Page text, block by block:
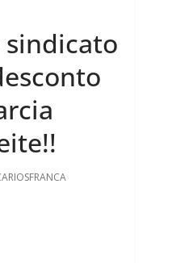
sindicato